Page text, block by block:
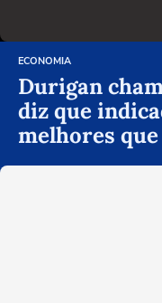
ECONOMIA
Durigan
diz que
melhores